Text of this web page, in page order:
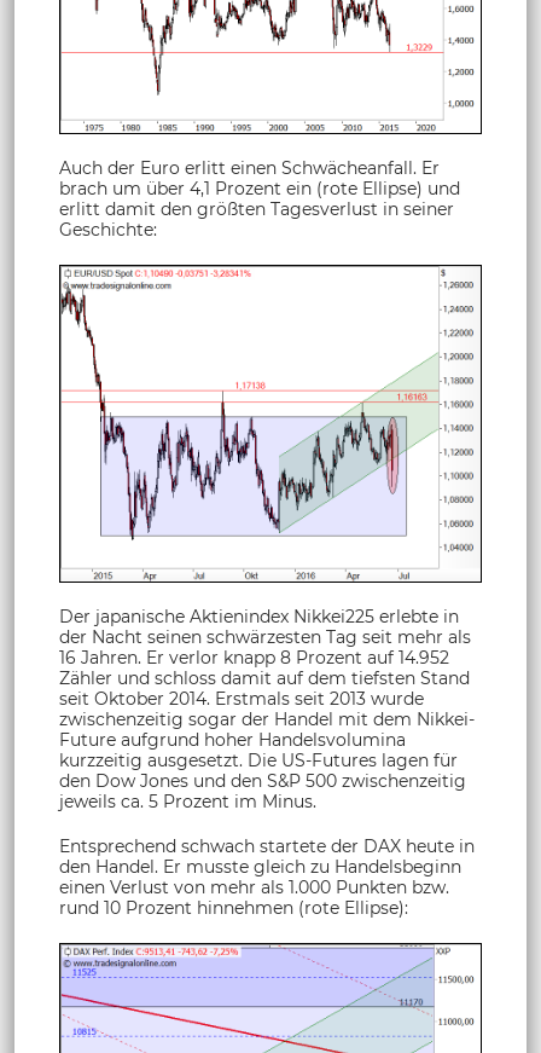
Auch der Euro erlitt einen Schwächeanfall. Er
brach um über 4,1 Prozent ein (rote Ellipse) und
erlitt damit den größten Tagesverlust in seiner
Geschichte:
Der japanische Aktienindex Nikkei225 erlebte in
der Nacht seinen schwärzesten Tag seit mehr als
16 Jahren. Er verlor knapp 8 Prozent auf 14.952
Zähler und schloss damit auf dem tiefsten Stand
seit Oktober 2014. Erstmals seit 2013 wurde
zwischenzeitig sogar der Handel mit dem Nikkei-
Future aufgrund hoher Handelsvolumina
kurzzeitig ausgesetzt. Die US-Futures lagen für
den Dow Jones und den S&P 500 zwischenzeitig
jeweils ca. 5 Prozent im Minus.
Entsprechend schwach startete der DAX heute in
den Handel. Er musste gleich zu Handelsbeginn
einen Verlust von mehr als 1.000 Punkten bzw.
rund 10 Prozent hinnehmen (rote Ellipse):